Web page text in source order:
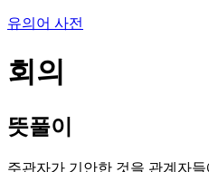
유의어 사전
회의
뜻풀이
주관자가 기안한 것을 관계자